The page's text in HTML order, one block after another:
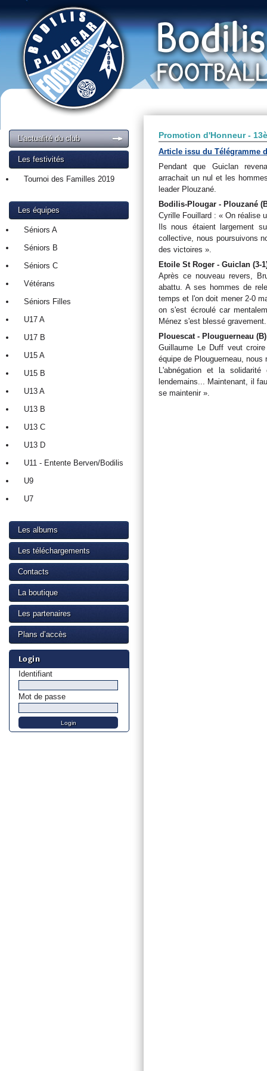
L’actualité du club
Les festivités
Tournoi des Familles 2019
Les équipes
Séniors A
Séniors B
Séniors C
Vétérans
Séniors Filles
U17 A
U17 B
U15 A
U15 B
U13 A
U13 B
U13 C
U13 D
U11 - Entente Berven/Bodilis
U9
U7
Les albums
Les téléchargements
Contacts
La boutique
Les partenaires
Plans d’accès
Login
Identifiant
Mot de passe
Promotion d'Honneur -
Article issu du Télégramme
Pendant que Guiclan
arrachait un nul et les
leader Plouzané.
Bodilis-Plougar - Plouzané
Cyrille Fouillard : « On réalise
Ils nous étaient largement
collective, nous poursuivons
des victoires ».
Etoile St Roger - Guiclan (3-
Après ce nouveau revers,
abattu. A ses hommes de
temps et l'on doit mener 2-0
on s'est écroulé car
Ménez s'est blessé
Plouescat - Plouguerneau (B)
Guillaume Le Duff veut
équipe de Plouguerneau,
L'abnégation et la solidarité
lendemains... Maintenant, il
se maintenir ».